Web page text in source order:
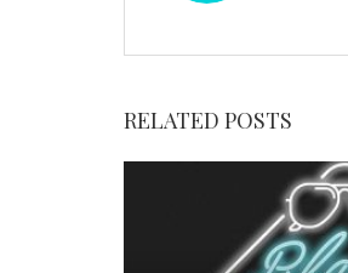
RELATED POSTS